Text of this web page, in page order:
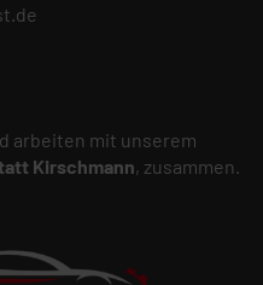
arbeiten mit unserem
Kirschmann, zusammen.